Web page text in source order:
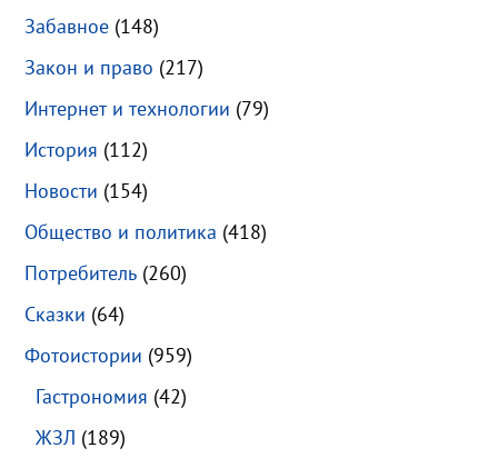
Забавное (148)
Закон и право (217)
Интернет и технологии (79)
История (112)
Новости (154)
Общество и политика (418)
Потребитель (260)
Сказки (64)
Фотоистории (959)
Гастрономия (42)
ЖЗЛ (189)